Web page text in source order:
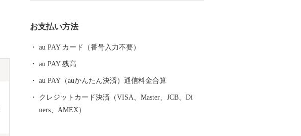
海の幸や山の幸などが自慢です。 ふるさと納税を通し
お支払い方法
au PAY カード（番号入力不要）
au PAY 残高
au PAY（auかんたん決済）通信料金合算
クレジットカード決済（VISA、Master、JCB、Di
ners、AMEX）